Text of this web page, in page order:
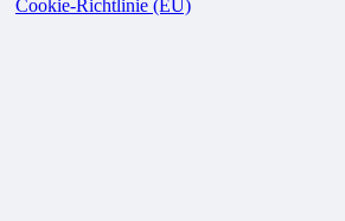
Cookie-Richtlinie (EU)